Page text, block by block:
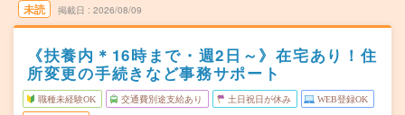
未読 掲載日 2026/08/09
《扶養内＊16時まで・週2日～》在宅あり！住
所変更の手続きなど事務サポート
職種未経験OK 交通費別途支給あり 土日祝日が休み WEB登録OK